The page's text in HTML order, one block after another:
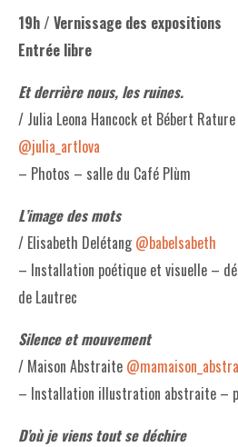
19h / Vernissage des expositions
Entrée libre
Et derrière nous, les ruines.
/ Julia Leona Hancock et Bébert Rature
@julia_artlova
– Photos – salle du Café Plùm
L’image des mots
/ Elisabeth Delétang @babelsabeth
– Installation poétique et visuelle –
de Lautrec
Silence et mouvement
/ Maison Abstraite
– Installation illustration abstraite –
D’où je viens tout se déchire